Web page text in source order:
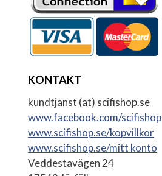
KONTAKT
kundtjanst (at) scifishop.se
www.facebook.com/scifishop
www.scifishop.se/kopvillkor
www.scifishop.se/mitt konto
Veddestavägen 24